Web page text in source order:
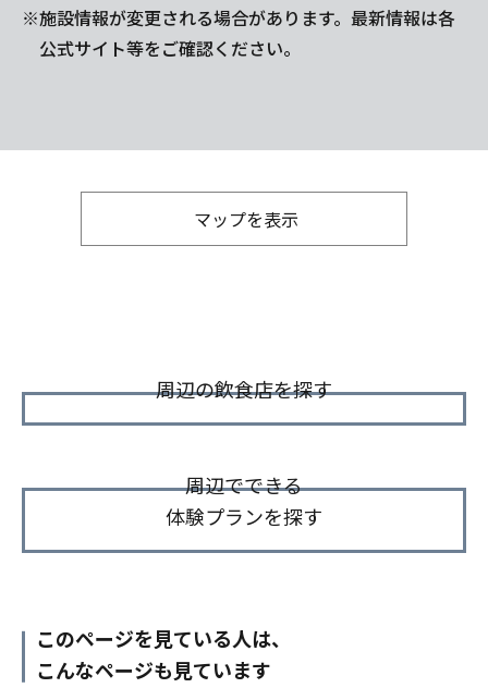
※施設情報が変更される場合があります。最新情報は各
公式サイト等をご確認ください。
マップを表示
周辺の飲食店を探す
周辺でできる
体験プランを探す
このページを見ている人は、
こんなページも見ています